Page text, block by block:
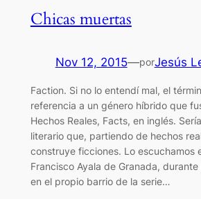
Chicas muertas
Nov 12, 2015—porJesús
Faction. Si no lo entendí mal, el
referencia a un género híbrido que
Hechos Reales, Facts, en inglés.
literario que, partiendo de hechos
construye ficciones. Lo escuchamos
Francisco Ayala de Granada,
en el propio barrio de la serie…